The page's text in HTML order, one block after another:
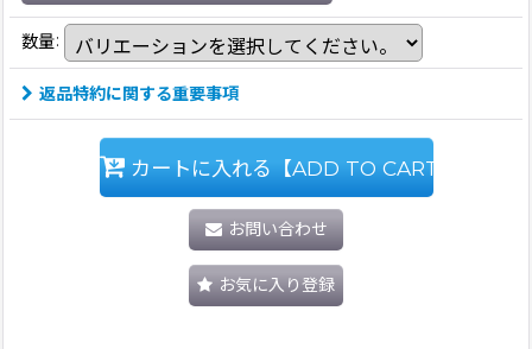
数量:
返品特約に関する重要事項
カートに入れる【ADD TO CART】
お問い合わせ
お気に入り登録